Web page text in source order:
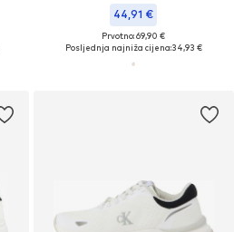
44,91 €
Prvotno: 69,90 €
Posljednja najniža cijena:34,93 €